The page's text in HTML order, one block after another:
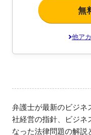
無
他ア
弁護士が最新のビジネ
社経営の指針、ビジネ
なった法律問題の解